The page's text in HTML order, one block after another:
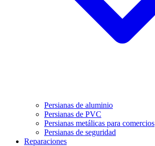
Persianas de aluminio
Persianas de PVC
Persianas metálicas para comercios
Persianas de seguridad
Reparaciones